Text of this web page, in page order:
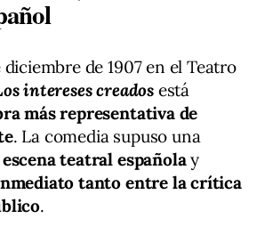
de 1907 en el Teatro
intereses creadosestá
más representativa de
. La comedia supuso una
teatral españolay
tanto entre la crítica
.